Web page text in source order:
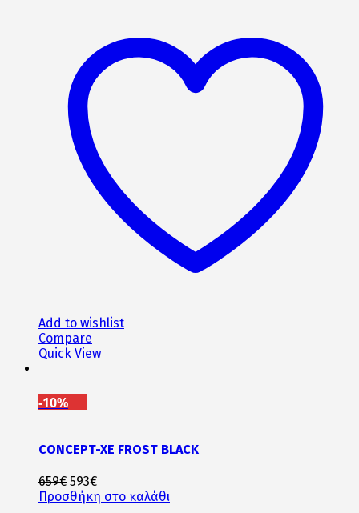
949€.
πολλαπλές
παραλλαγές.
Οι
επιλογές
μπορούν
να
επιλεγούν
στη
σελίδα
του
προϊόντος
Add to wishlist
Compare
Quick View
-10%
CONCEPT-XE FROST BLACK
659€ Original
price
593€Η
τρέχουσα
Προσθήκη στο καλάθι